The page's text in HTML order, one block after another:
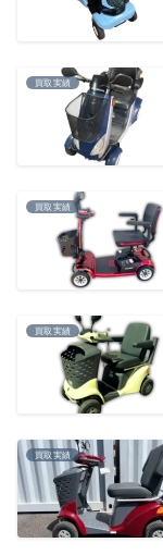
買取実績
買取実績
買取実績
買取実績